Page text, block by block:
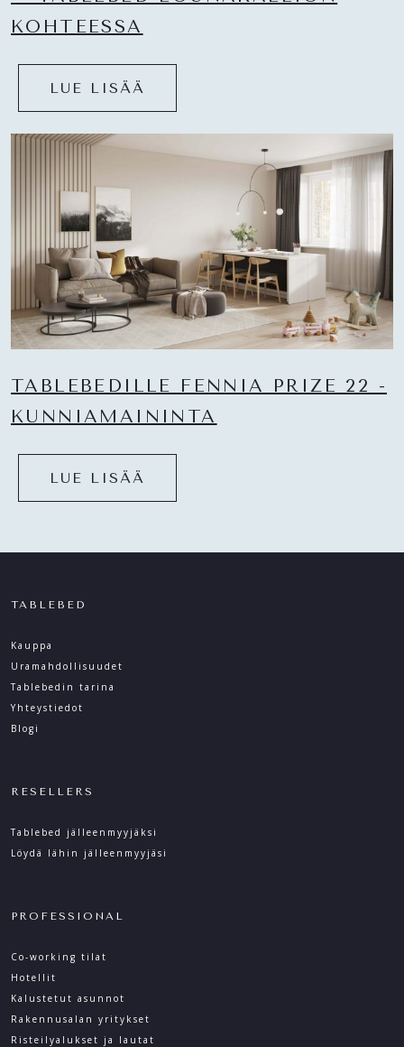
KOHTEESSA
LUE LISÄÄ
TABLEBEDILLE FENNIA PRIZE 22 -
KUNNIAMAININTA
LUE LISÄÄ
TABLEBED
Kauppa
Uramahdollisuudet
Tablebedin tarina
Yhteystiedot
Blogi
RESELLERS
Tablebed jälleenmyyjäksi
Löydä lähin jälleenmyyjäsi
PROFESSIONAL
Co-working tilat
Hotellit
Kalustetut asunnot
Rakennusalan yritykset
Risteilyalukset ja lautat